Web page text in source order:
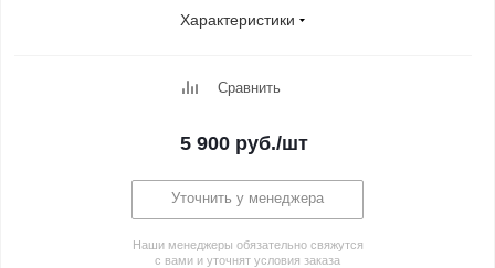
Характеристики
Сравнить
5 900руб./шт
Уточнить у менеджера
Наши менеджеры обязательно свяжутся
с вами и уточнят условия заказа